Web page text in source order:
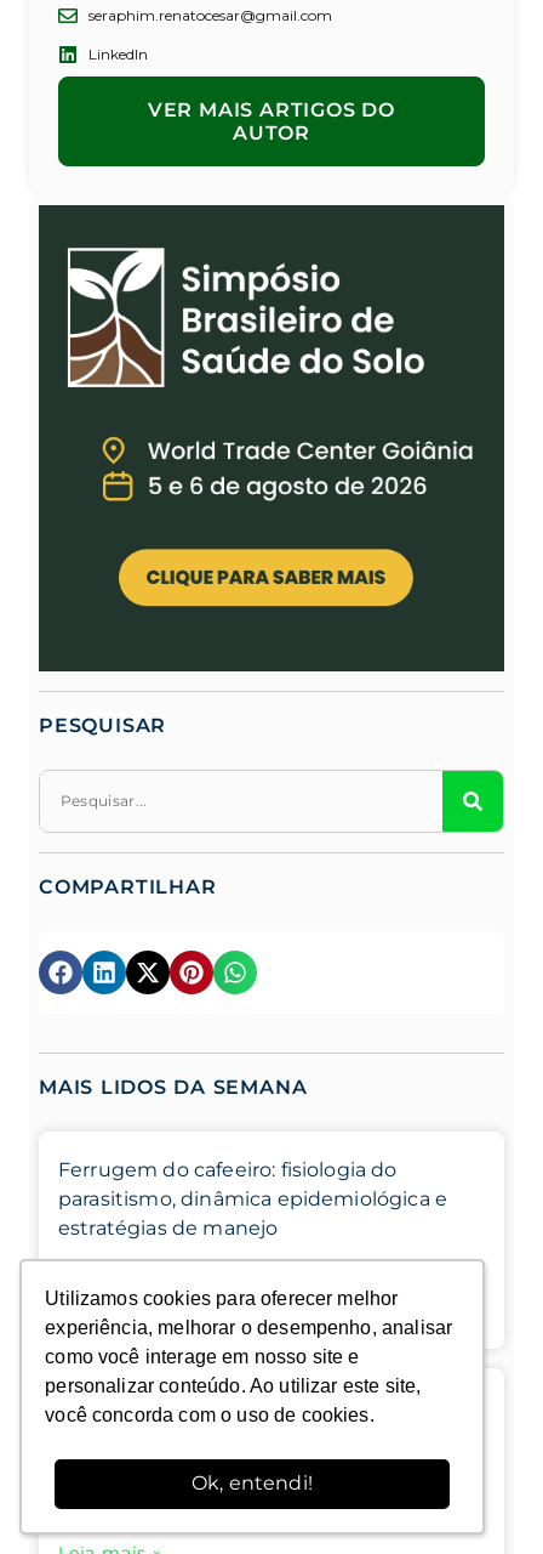
Utilizamos cookies para oferecer melhor
experiência, melhorar o desempenho, analisar
como você interage em nosso site e
personalizar conteúdo. Ao utilizar este site,
você concorda com o uso de cookies.
Ok, entendi!
Utilizamos cookies para oferecer melhor
experiência, melhorar o desempenho, analisar
como você interage em nosso site e
personalizar conteúdo. Ao utilizar este site,
você concorda com o uso de cookies.
Ok, entendi!
seraphim.renatocesar@gmail.com
LinkedIn
VER MAIS ARTIGOS DO
AUTOR
PESQUISAR
COMPARTILHAR
MAIS LIDOS DA SEMANA
Ferrugem do cafeeiro: fisiologia do
parasitismo, dinâmica epidemiológica e
estratégias de manejo
Leia mais »
Memória em Plantas: a ciência que explica
protegem